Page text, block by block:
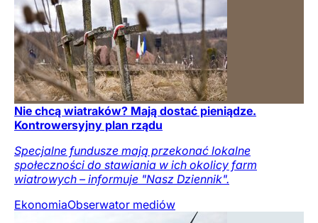
Nie chcą wiatraków? Mają dostać pieniądze.
Kontrowersyjny plan rządu
Specjalne fundusze mają przekonać lokalne
społeczności do stawiania w ich okolicy farm
wiatrowych – informuje "Nasz Dziennik".
EkonomiaObserwator mediów